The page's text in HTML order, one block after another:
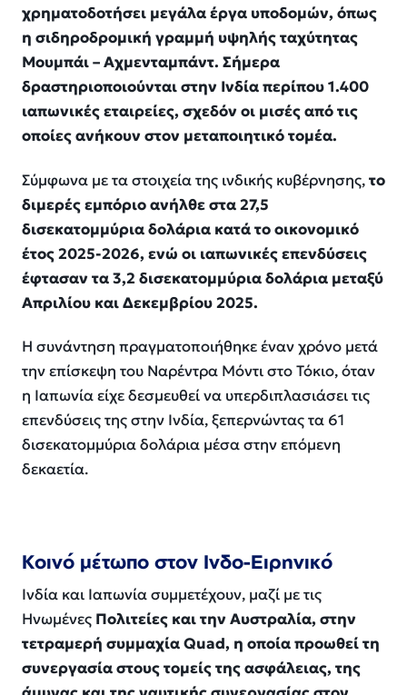
χρηματοδοτήσει μεγάλα έργα υποδομών, όπως
η σιδηροδρομική γραμμή υψηλής ταχύτητας
Μουμπάι – Αχμενταμπάντ. Σήμερα
δραστηριοποιούνται στην Ινδία περίπου 1.400
ιαπωνικές εταιρείες, σχεδόν οι μισές από τις
οποίες ανήκουν στον μεταποιητικό τομέα.
Σύμφωνα με τα στοιχεία της ινδικής κυβέρνησης,το
διμερές εμπόριο ανήλθε στα 27,5
δισεκατομμύρια δολάρια κατά το οικονομικό
έτος 2025-2026, ενώ οι ιαπωνικές επενδύσεις
έφτασαν τα 3,2 δισεκατομμύρια δολάρια μεταξύ
Απριλίου και Δεκεμβρίου 2025.
Η συνάντηση πραγματοποιήθηκε έναν χρόνο μετά
την επίσκεψη του Ναρέντρα Μόντι στο Τόκιο, όταν
η Ιαπωνία είχε δεσμευθεί να υπερδιπλασιάσει τις
επενδύσεις της στην Ινδία, ξεπερνώντας τα 61
δισεκατομμύρια δολάρια μέσα στην επόμενη
δεκαετία.
Κοινό μέτωπο στον Ινδο-Ειρηνικό
Ινδία και Ιαπωνία συμμετέχουν, μαζί με τις
Ηνωμένες Πολιτείες και την Αυστραλία, στην
τετραμερή συμμαχία Quad, η οποία προωθεί τη
συνεργασία στους τομείς της ασφάλειας, της